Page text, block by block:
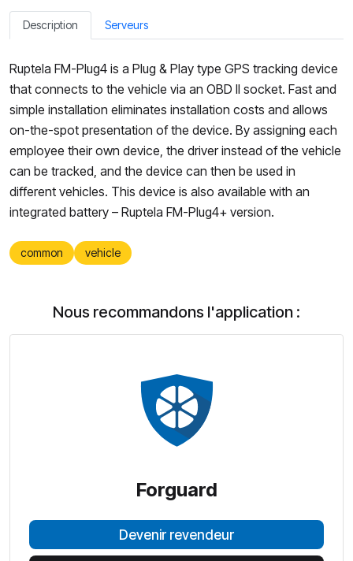
Description Serveurs
Ruptela FM-Plug4 is a Plug & Play type GPS tracking device
that connects to the vehicle via an OBD II socket. Fast and
simple installation eliminates installation costs and allows
on-the-spot presentation of the device. By assigning each
employee their own device, the driver instead of the vehicle
can be tracked, and the device can then be used in
different vehicles. This device is also available with an
integrated battery – Ruptela FM-Plug4+ version.
common vehicle
Nous recommandons l'application :
Forguard
Devenir revendeur